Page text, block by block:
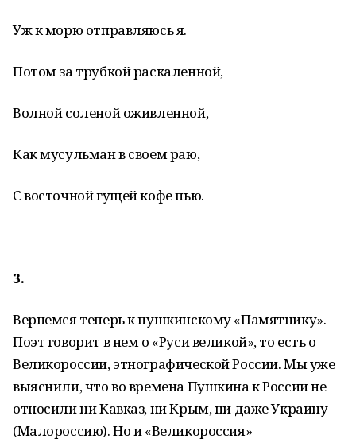
Уж к морю отправляюсь я.
Потом за трубкой раскаленной,
Волной соленой оживленной,
Как мусульман в своем раю,
С восточной гущей кофе пью.
3.
Вернемся теперь к пушкинскому «Памятнику».
Поэт говорит в нем о «Руси великой», то есть о
Великороссии, этнографической России. Мы уже
выяснили, что во времена Пушкина к России не
относили ни Кавказ, ни Крым, ни даже Украину
(Малороссию). Но и «Великороссия»